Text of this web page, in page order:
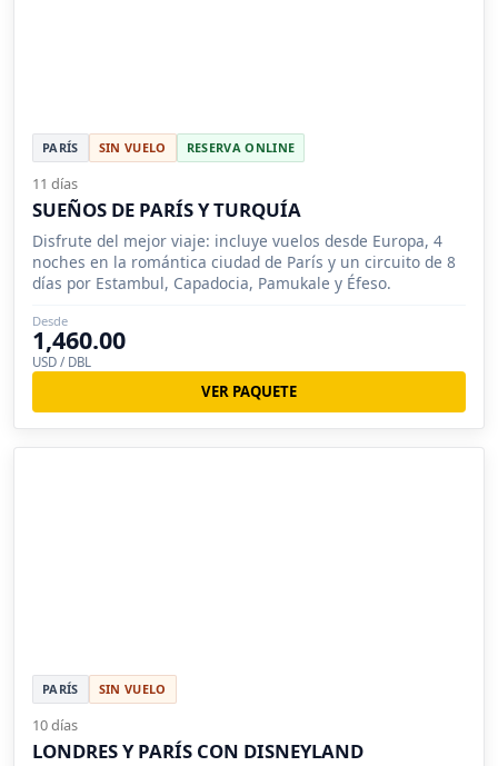
PARÍS SIN VUELO RESERVA ONLINE
11 días
SUEÑOS DE PARÍS Y TURQUÍA
Disfrute del mejor viaje: incluye vuelos desde Europa, 4
noches en la romántica ciudad de París y un circuito de 8
días por Estambul, Capadocia, Pamukale y Éfeso.
Desde
1,460.00
USD / DBL
VER PAQUETE
PARÍS SIN VUELO
10 días
LONDRES Y PARÍS CON DISNEYLAND